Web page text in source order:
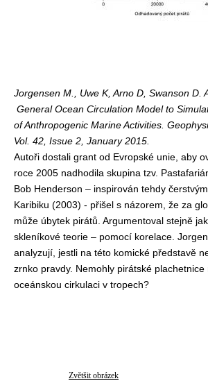
Jorgensen M., Uwe K, Arno D, Swanson D.
General Ocean Circulation Model to
of Anthropogenic Marine Activities.
Vol. 42, Issue 2, January 2015.
Autoři dostali grant od Evropské unie, aby
roce 2005 nadhodila skupina tzv.
Bob Henderson – inspirován tehdy
Karibiku (2003) - přišel s názorem, že za
může úbytek pirátů. Argumentoval stejně
skleníkové teorie – pomocí korelace.
analyzují, jestli na této komické představě
zrnko pravdy. Nemohly pirátské
oceánskou cirkulaci v tropech?
Zvětšit obrázek